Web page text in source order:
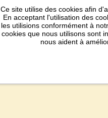
Ce site utilise des cookies afin
En acceptant l'utilisation des
les utilisions conformément à
cookies que nous utilisons sont
nous aident à